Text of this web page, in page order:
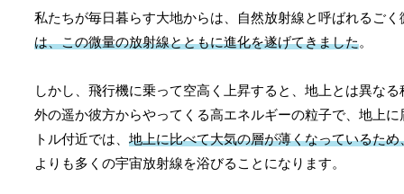
私たちが毎日暮らす大地からは、自然放射線と呼ばれるご
は、この微量の放射線とともに進化を遂げてきました。
しかし、飛行機に乗って空高く上昇すると、地上とは異な
外の遥か彼方からやってくる高エネルギーの粒子で、地上
トル付近では、 地上に比べて大気の層が薄くなっているた
よりも多くの宇宙放射線を浴びることになります。